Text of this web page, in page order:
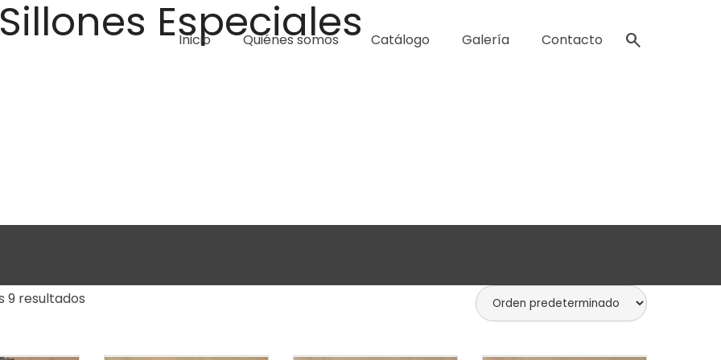
Inicio Quiénes somos Catálogo Galería Contacto search
Sillones Especiales
9 resultados